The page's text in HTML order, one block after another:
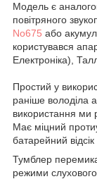
Модель є
повітряного
No675 або
користувався
Електроніка),
Простий у
раніше володіла
використання ми
Має міцний
батарейний
Тумблер
режими